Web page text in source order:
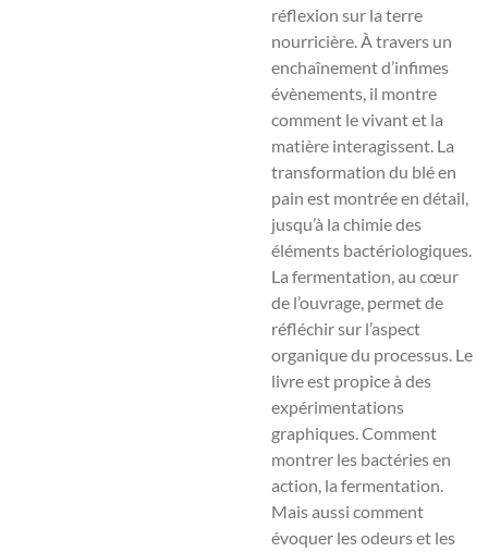
réflexion sur la terre
nourricière. À travers un
enchaînement d’infimes
évènements, il montre
comment le vivant et la
matière interagissent. La
transformation du blé en
pain est montrée en détail,
jusqu’à la chimie des
éléments bactériologiques.
La fermentation, au cœur
de l’ouvrage, permet de
réfléchir sur l’aspect
organique du processus. Le
livre est propice à des
expérimentations
graphiques. Comment
montrer les bactéries en
action, la fermentation.
Mais aussi comment
évoquer les odeurs et les